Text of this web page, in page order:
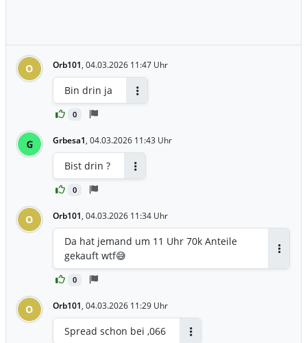
O Orb101, 04.03.2026 11:47 Uhr
0
Bin drin ja
G Grbesa1, 04.03.2026 11:43 Uhr
0
Bist drin ?
O Orb101, 04.03.2026 11:34 Uhr
0
Da hat jemand um 11 Uhr 70k Anteile
gekauft wtf😅
O Orb101, 04.03.2026 11:29 Uhr
Spread schon bei ,066